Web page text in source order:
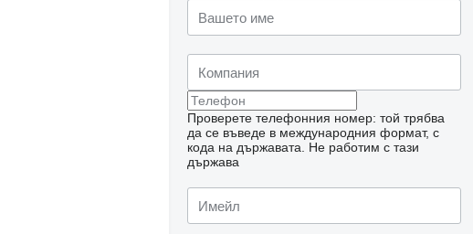
Проверете телефонния номер: той трябва
да се въведе в международния формат, с
кода на държавата.
Не работим с тази
държава